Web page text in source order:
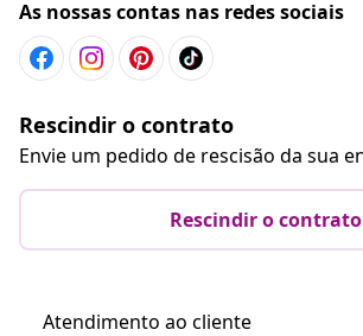
As nossas contas nas redes sociais
Rescindir o contrato
Envie um pedido de rescisão da sua
Rescindir o contrato
Atendimento ao cliente